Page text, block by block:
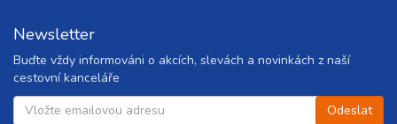
Newsletter
Buďte vždy informováni o akcích, slevách a novinkách z naší
cestovní kanceláře